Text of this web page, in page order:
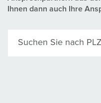
Ihnen dann auch Ihre
Suchen Sie nach PLZ